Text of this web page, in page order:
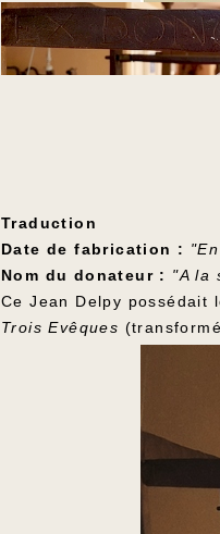
Traduction
Date de fabrication :
Nom du donateur : "A la
Ce Jean Delpy possédait
Trois Evêques